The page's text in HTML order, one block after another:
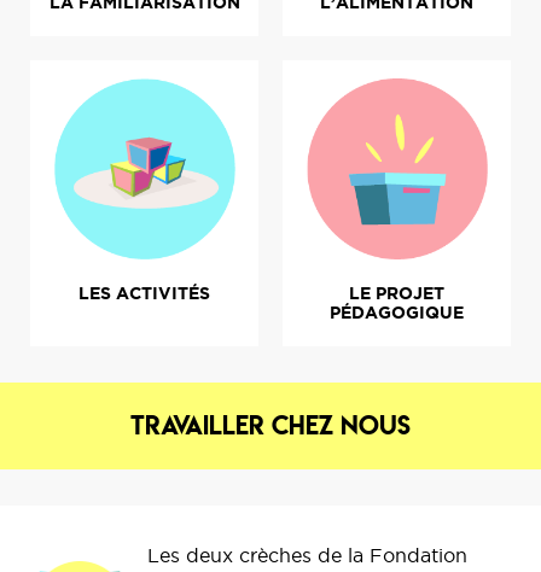
LES ACTIVITÉS
LE PROJET
PÉDAGOGIQUE
Travailler chez nous
Les deux crèches de la Fondation